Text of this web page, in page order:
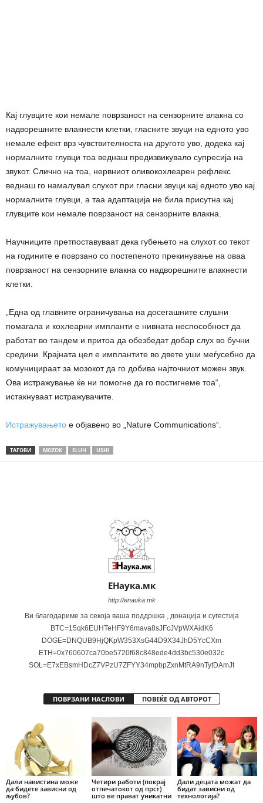
Кај глувците кои немале поврзаност на сензорните влакна со
надворешните влакнести клетки, гласните звуци на едното уво
немале ефект врз чувствителноста на другото уво, додека кај
нормалните глувци тоа веднаш предизвикувало супресија на
звукот. Слично на тоа, нервниот оливокохлеарен рефлекс
веднаш го намалувал слухот при гласни звуци кај едното уво кај
нормалните глувци, а таа адаптација не била присутна кај
глувците кои немале поврзаност на сензорните влакна.
Научниците претпоставуваат дека губењето на слухот со текот
на годините е поврзано со постепеното прекинување на оваа
поврзаност на сензорните влакна со надворешните влакнести
клетки.
„Една од главните ограничувања на досегашните слушни
помагала и кохлеарни импланти е нивната неспособност да
работат во тандем и притоа да обезбедат добар слух во бучни
средини. Крајната цел е имплантите во двете уши меѓусебно да
комуницираат за мозокот да го добива најточниот можен звук.
Ова истражување ќе ни помогне да го постигнеме тоа“,
истакнуваат истражувачите.
Истражувањето е објавено во „Nature Communications“.
ТАГОВИ MOZOK SLUH USHI
ЕНаука.мк
http://enauka.mk
Ви благодариме за секоја ваша поддршка , донација и сугестија
BTC=15qk6EUHTeHF9Y6mava8sJFcJVpWXAidK6
DOGE=DNQUB9HjQKpW353XsG44D9X34JhD5YcCXm
ETH=0x760607ca70be5720f68c848ede4dd3bc530e032c
SOL=E7xEBsmHDcZ7VPzU7ZFYY34mpbpZxnMtRA9nTytDAmJt
ПОВРЗАНИ НАСЛОВИ ПОВЕЌЕ ОД АВТОРОТ
Дали навистина може
да бидете зависни од
љубов?
Четири работи (покрај
отпечатокот од прст)
што ве прават уникатни
Дали децата можат да
бидат зависни од
технологија?